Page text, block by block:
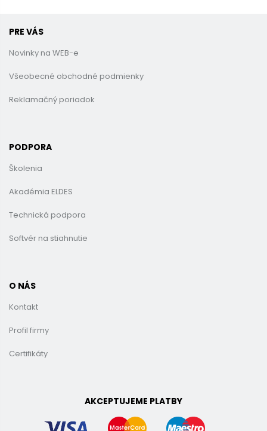
PRE VÁS
Novinky na WEB-e
Všeobecné obchodné podmienky
Reklamačný poriadok
PODPORA
Školenia
Akadémia ELDES
Technická podpora
Softvér na stiahnutie
O NÁS
Kontakt
Profil firmy
Certifikáty
AKCEPTUJEME PLATBY